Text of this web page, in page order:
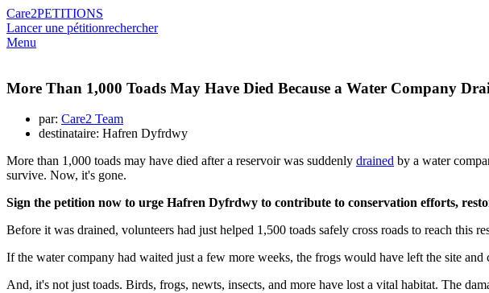
Care2PETITIONS
Lancer une pétitionrechercher
Menu
More Than 1,000 Toads May Have Died Because a Water Company
par: Care2 Team
destinataire: Hafren Dyfrdwy
More than 1,000 toads may have died after a reservoir was suddenly drained by a water
survive. Now, it's gone.
Sign the petition now to urge Hafren Dyfrdwy to contribute to conservation efforts,
Before it was drained, volunteers had just helped 1,500 toads safely cross roads to reach this
If the water company had waited just a few more weeks, the frogs would have left the site and
And, it's not just toads. Birds, frogs, newts, insects, and more have lost a vital habitat. The